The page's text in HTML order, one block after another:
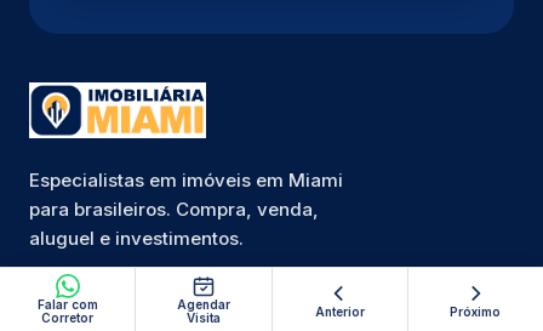
Falar com
Corretor
Agendar
Visita
Anterior Próximo
Especialistas em imóveis em Miami
para brasileiros. Compra, venda,
aluguel e investimentos.